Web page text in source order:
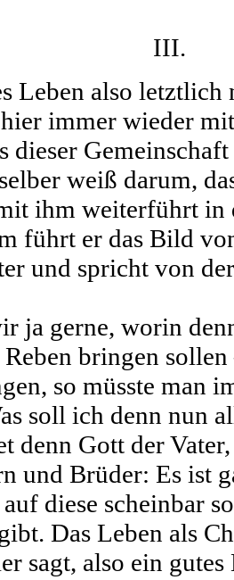
III.
Leben also letztlich
immer wieder
dieser
weiß darum,
ihm weiterführt in
führt er das Bild
und spricht von
ja gerne, worin
bringen
so müsste man
soll ich denn nun
denn Gott der
und Brüder: Es ist
diese scheinbar
Das Leben als
sagt, also ein